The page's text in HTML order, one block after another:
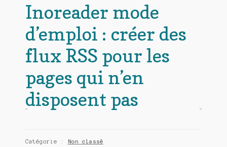
Inoreader mode
d’emploi : créer des
flux RSS pour les
pages qui n’en
disposent pas
Catégorie : Non classé